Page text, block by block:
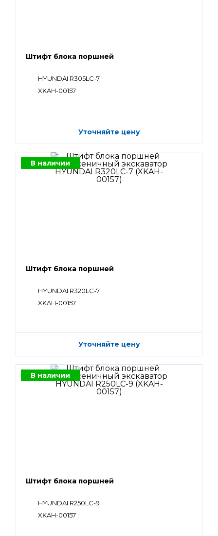
Штифт блока поршней
HYUNDAI R305LC-7
XKAH-00157
Уточняйте цену
В наличии
Штифт блока поршней
HYUNDAI R320LC-7
XKAH-00157
Уточняйте цену
В наличии
Штифт блока поршней
HYUNDAI R250LC-9
XKAH-00157